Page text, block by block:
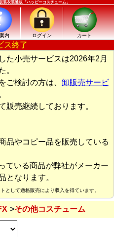
衣装通販「ハッピーコスチューム」
内 ログイン カート
ス終了
た小売サービスは2026年2月
。
ご検討の方は、 卸販売サービ
販売継続しております。
品やコピー品を販売している
ている商品が弊社がメーカー
となります。
として適格販売により収入を得ています。
その他コスチューム